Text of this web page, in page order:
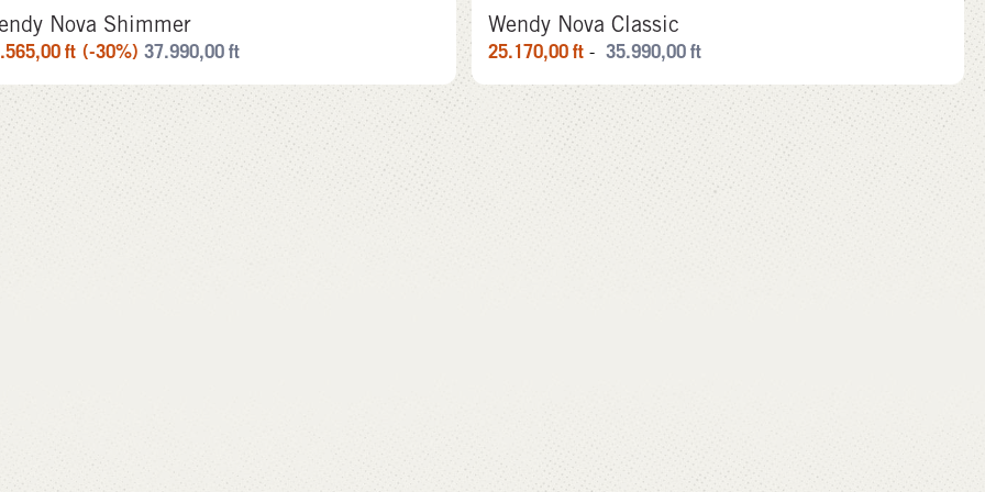
Nova Shimmer
ft (-30%) 37.990,00ft
Wendy Nova Classic
25.170,00ft - 35.990,00ft